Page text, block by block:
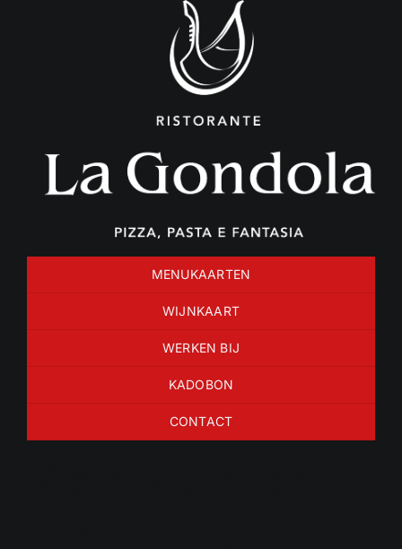
MENUKAARTEN
WIJNKAART
WERKEN BIJ
KADOBON
CONTACT